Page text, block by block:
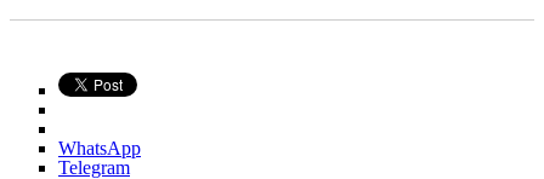
WhatsApp
Telegram